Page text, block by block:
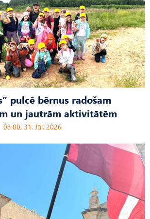
pulcē bērnus radošam
un jautrām aktivitātēm
03:00, 31. Jūl, 2026